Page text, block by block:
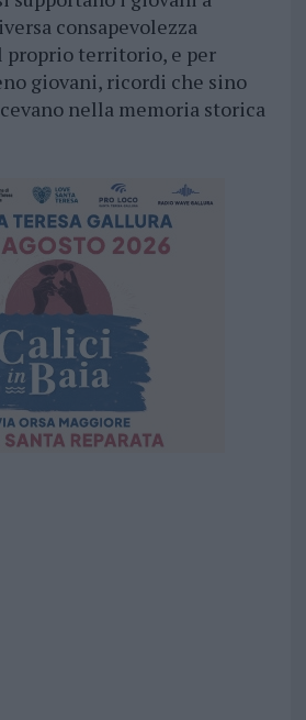
consapevolezza
territorio, e per
giovani, ricordi che sino
nella memoria storica